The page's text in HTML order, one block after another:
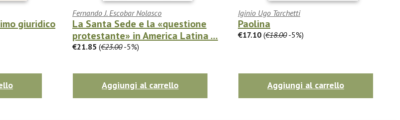
giuridico
Fernando J. Escobar Nolasco
La Santa Sede e la «questione
protestante» in America Latina ...
€21.85 (€23.00-5%)
Aggiungi al carrello
Iginio Ugo Tarchetti
Paolina
€17.10 (€18.00-5%)
Aggiungi al carrello